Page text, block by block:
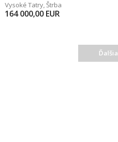
Vysoké Tatry,Štrba
164 000,00 EUR
Ďalšia